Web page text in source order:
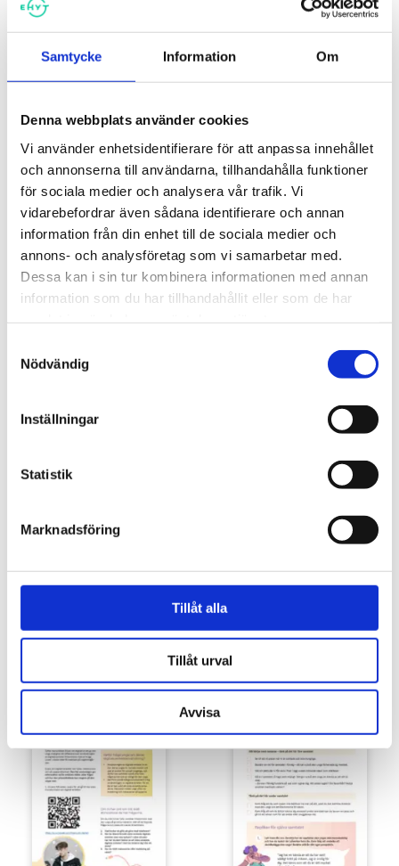
Samtycke Information Om
Denna webbplats använder cookies
Vi använder enhetsidentifierare för att anpassa innehållet
och annonserna till användarna, tillhandahålla funktioner
för sociala medier och analysera vår trafik. Vi
vidarebefordrar även sådana identifierare och annan
information från din enhet till de sociala medier och
annons- och analysföretag som vi samarbetar med.
Dessa kan i sin tur kombinera informationen med annan
information som du har tillhandahållit eller som de har
Nödvändig
Inställningar
Statistik
Marknadsföring
Tillåt alla
Tillåt urval
Avvisa
Rusmedelsfostran för andra
lågstadieskolor
Bueno kontrollbana om alkohol
Förbudsskyltar mot användning av
Förbudsklistermärken mot